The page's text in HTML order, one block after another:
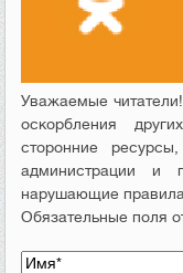
Уважаемые
оскорбления
сторонние
администрации и
нарушающие правила
Обязательные поля